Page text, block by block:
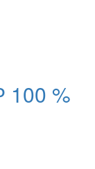
100 %